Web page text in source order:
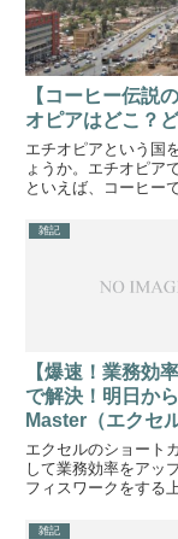
【コーヒー伝説
オピアはどこ？
エチオピアという国
ょうか。エチオピア
といえば、コーヒー
内、代表的なものに
リー（カレー）を出
雑記
【爆速！業務効
で解決！明日か
Master（エクセ
ー）！
エクセルのショート
して業務効率をアッ
フィスワークをする
のアプリケーション
雑記